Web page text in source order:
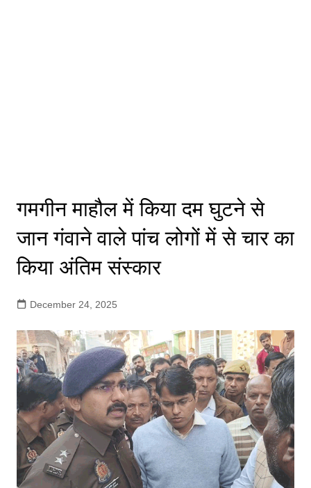
गमगीन माहौल में किया दम घुटने से
जान गंवाने वाले पांच लोगों में से चार का
किया अंतिम संस्कार
December 24, 2025